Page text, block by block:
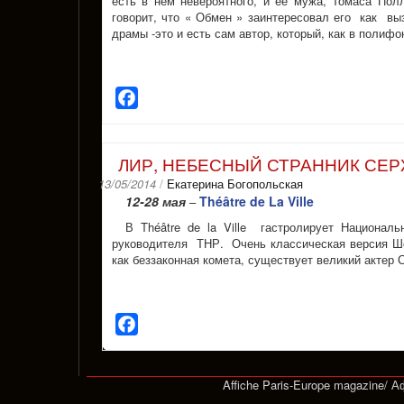
говорит, что « Обмен » заинтересовал его как
драмы -это и есть сам автор, который, как в
ЛИР, НЕБЕСНЫЙ СТРАННИК
13/05/2014 / Екатерина Богопольская
12-28 мая –Théâtre de La Ville
В Théâtre de la Ville гастролирует
руководителя ТНР. Очень классическая версия
как беззаконная комета, существует великий
Affiche Paris-Europe magazine/